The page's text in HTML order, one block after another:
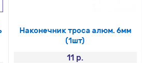
Наконечник троса алюм. 6мм
(1шт)
11 р.